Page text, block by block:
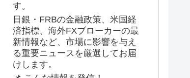
す。
日銀・FRBの金融政策、米国経
済指標、海外FXブローカーの最
新情報など、市場に影響を与え
る重要ニュースを厳選してお届
けします。